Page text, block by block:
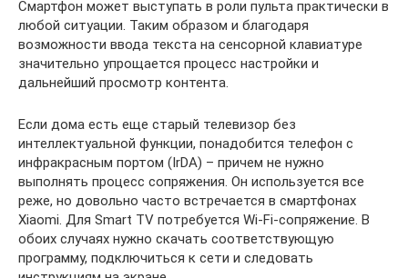
Смартфон может выступать в роли пульта практически в
любой ситуации. Таким образом и благодаря
возможности ввода текста на сенсорной клавиатуре
значительно упрощается процесс настройки и
дальнейший просмотр контента.
Если дома есть еще старый телевизор без
интеллектуальной функции, понадобится телефон с
инфракрасным портом (IrDA) – причем не нужно
выполнять процесс сопряжения. Он используется все
реже, но довольно часто встречается в смартфонах
Xiaomi. Для Smart TV потребуется Wi-Fi-сопряжение. В
обоих случаях нужно скачать соответствующую
программу, подключиться к сети и следовать